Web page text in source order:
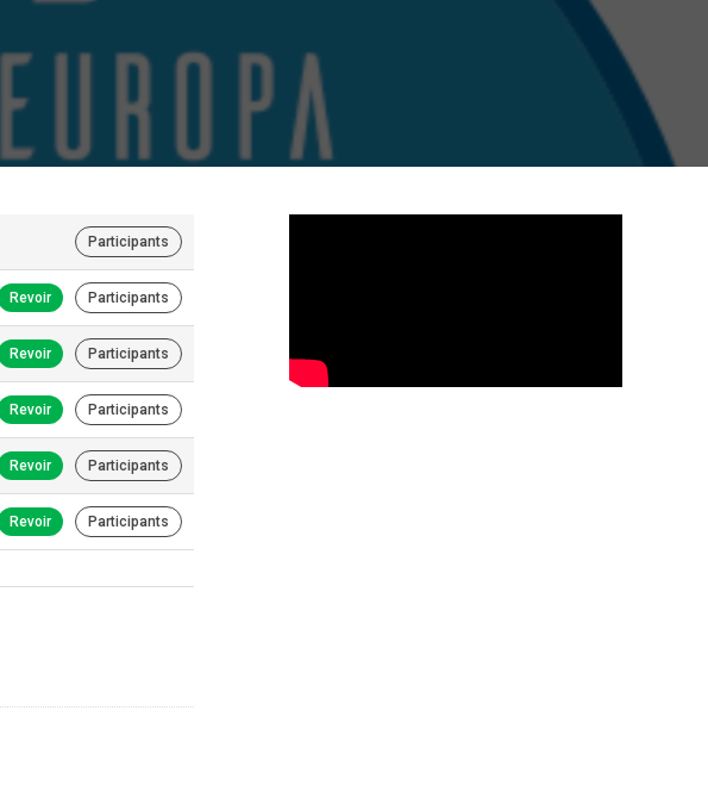
Participants
Revoir Participants
Revoir Participants
Revoir Participants
Revoir Participants
Revoir Participants